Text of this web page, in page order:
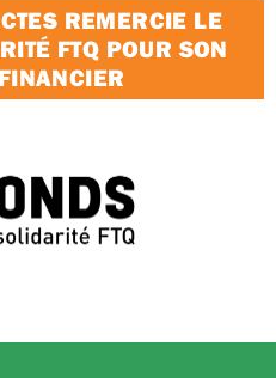
REMERCIE LE
FTQ POUR SON